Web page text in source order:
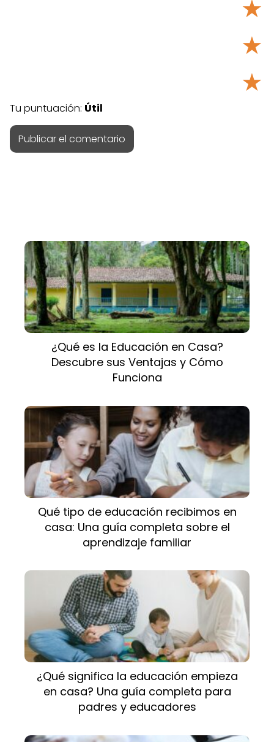
★
★
★
Tu puntuación: Útil
¿Qué es la Educación en Casa?
Descubre sus Ventajas y Cómo
Funciona
Qué tipo de educación recibimos en
casa: Una guía completa sobre el
aprendizaje familiar
¿Qué significa la educación empieza
en casa? Una guía completa para
padres y educadores